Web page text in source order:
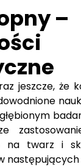
–
jeszcze, że
na twarz i